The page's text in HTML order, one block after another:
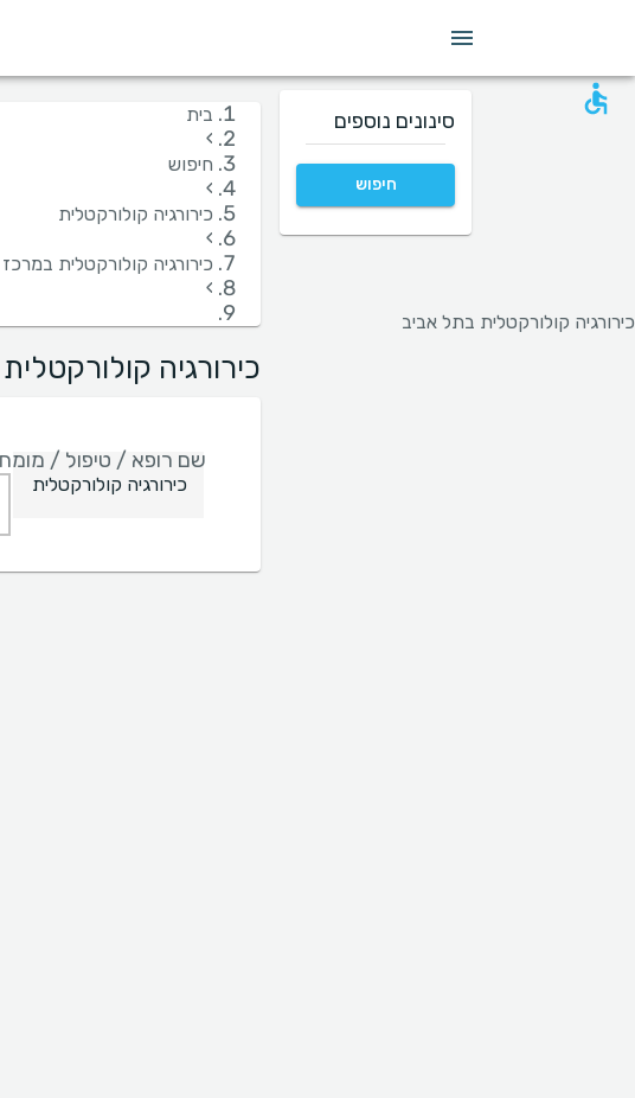
בית
›
חיפוש
›
כירורגיה קולורקטלית
›
כירורגיה קולורקטלית במרכז
›
כירורגיה קולורקטלית בתל אביב
כירורגיה
שם רופא / טיפול /
סינונים נוספים
חיפוש